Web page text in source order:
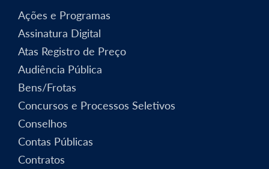
Ações e Programas
Assinatura Digital
Atas Registro de Preço
Audiência Pública
Bens/Frotas
Concursos e Processos Seletivos
Conselhos
Contas Públicas
Contratos